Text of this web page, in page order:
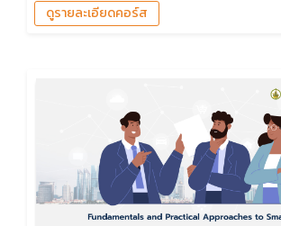
ดูรายละเอียดคอร์ส